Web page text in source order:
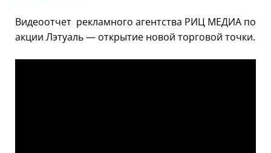
Видеоотчет рекламного агентства РИЦ МЕДИА по
акции Лэтуаль — открытие новой торговой точки.